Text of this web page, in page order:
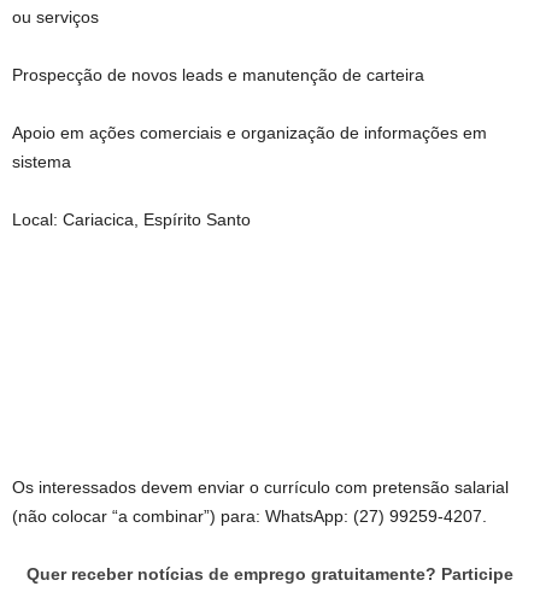
ou serviços
Prospecção de novos leads e manutenção de carteira
Apoio em ações comerciais e organização de informações em
sistema
Local: Cariacica, Espírito Santo
Os interessados devem enviar o currículo com pretensão salarial
(não colocar “a combinar”) para: WhatsApp: (27) 99259-4207.
Quer receber notícias de emprego gratuitamente? Participe